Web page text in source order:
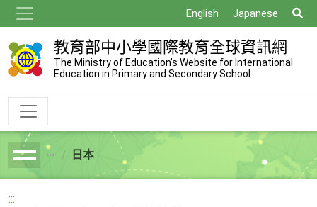
到
主
要
內
English Japanese
尋
教育部中小學國際教育全球資訊網
The Ministry of Education's Website for International
Education in Primary and Secondary School
breadcrumb日本
:::